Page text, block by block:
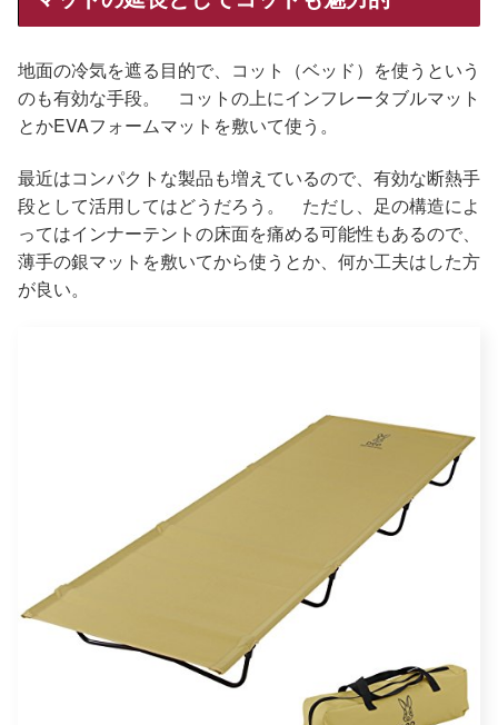
地面の冷気を遮る目的で、コット（ベッド）を使うという
のも有効な手段。 コットの上にインフレータブルマット
とかEVAフォームマットを敷いて使う。
最近はコンパクトな製品も増えているので、有効な断熱手
段として活用してはどうだろう。 ただし、足の構造によ
ってはインナーテントの床面を痛める可能性もあるので、
薄手の銀マットを敷いてから使うとか、何か工夫はした方
が良い。